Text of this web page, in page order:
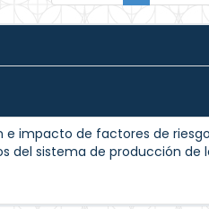
e impacto de factores de
del sistema de producción de